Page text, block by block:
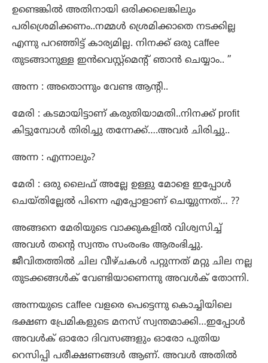
ഉണ്ടെങ്കിൽ അതിനായി ഒരിക്കലെങ്കിലും
പരിശ്രെമിക്കണം..നമ്മൾ ശ്രെമിക്കാതെ നടക്കില്ല
എന്നു പറഞ്ഞിട്ട് കാര്യമില്ല. നിനക്ക് ഒരു caffee
തുടങ്ങാനുള്ള ഇൻവെസ്റ്റ്മെന്റ് ഞാൻ ചെയ്യാം.. ”
അന്ന : അതൊന്നും വേണ്ട ആന്റി..
മേരി : കടമായിട്ടാണ് കരുതിയാമതി..നിനക്ക് profit
കിട്ടുമ്പോൾ തിരിച്ചു തന്നേക്ക്….അവർ ചിരിച്ചു..
അന്ന : എന്നാലും?
മേരി : ഒരു ലൈഫ് അല്ലേ ഉള്ളു മോളെ ഇപ്പോൾ
ചെയ്തില്ലേൽ പിന്നെ എപ്പോളാണ് ചെയ്യുന്നത്… ??
അങ്ങനെ മേരിയുടെ വാക്കുകളിൽ വിശ്വസിച്ച്
അവൾ തന്റെ സ്വന്തം സംരംഭം ആരംഭിച്ചു.
ജീവിതത്തിൽ ചില വീഴ്ചകൾ പറ്റുന്നത് മറ്റു ചില നല്ല
തുടക്കങ്ങൾക് വേണ്ടിയാണെന്നു അവൾക് തോന്നി.
അന്നയുടെ caffee വളരെ പെട്ടെന്നു കൊച്ചിയിലെ
ഭക്ഷണ പ്രേമികളുടെ മനസ് സ്വന്തമാക്കി…ഇപ്പോൾ
അവൾക് ഓരോ ദിവസങ്ങളും ഓരോ പുതിയ
റെസിപ്പി പരീക്ഷണങ്ങൾ ആണ്. അവൾ അതിൽ